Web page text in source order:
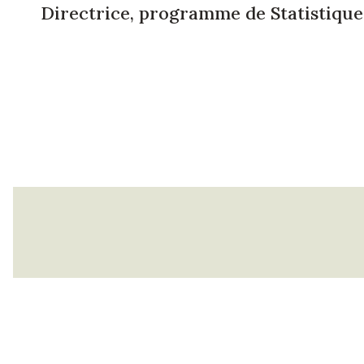
Directrice, programme de